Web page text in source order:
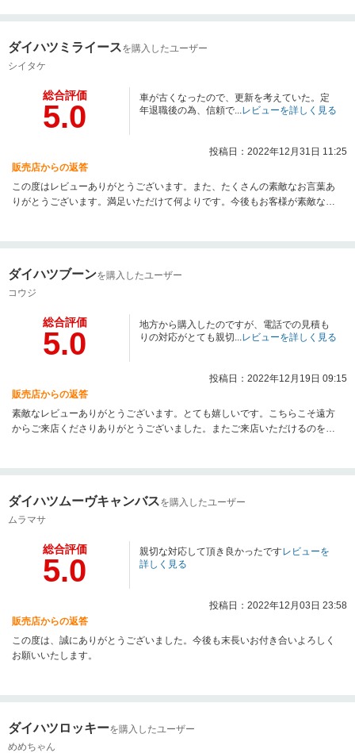
ダイハツミライースを購入したユーザー
シイタケ
総合評価
5.0
車が古くなったので、更新を考えていた。定
年退職後の為、信頼で...レビューを詳しく見る
投稿日：2022年12月31日 11:25
販売店からの返答
この度はレビューありがとうございます。また、たくさんの素敵なお言葉あ
りがとうございます。満足いただけて何よりです。今後もお客様が素敵なカ
ダイハツブーンを購入したユーザー
コウジ
総合評価
5.0
地方から購入したのですが、電話での見積も
りの対応がとても親切...レビューを詳しく見る
投稿日：2022年12月19日 09:15
販売店からの返答
素敵なレビューありがとうございます。とても嬉しいです。こちらこそ遠方
からご来店くださりありがとうございました。またご来店いただけるのを楽
ダイハツムーヴキャンバスを購入したユーザー
ムラマサ
総合評価
5.0
親切な対応して頂き良かったですレビューを
詳しく見る
投稿日：2022年12月03日 23:58
販売店からの返答
この度は、誠にありがとうございました。今後も末長いお付き合いよろしく
お願いいたします。
ダイハツロッキーを購入したユーザー
めめちゃん